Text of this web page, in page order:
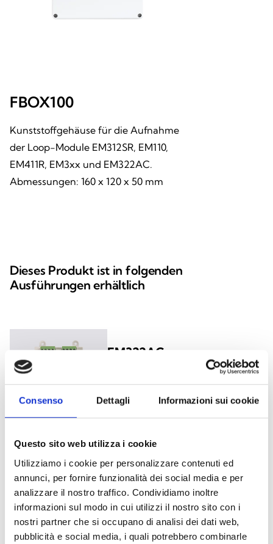
Consenso Dettagli Informazioni sui cookie
Questo sito web utilizza i cookie
Utilizziamo i cookie per personalizzare contenuti ed
annunci, per fornire funzionalità dei social media e per
analizzare il nostro traffico. Condividiamo inoltre
informazioni sul modo in cui utilizzi il nostro sito con i
nostri partner che si occupano di analisi dei dati web,
pubblicità e social media, i quali potrebbero combinarle
FBOX100
Kunststoffgehäuse für die Aufnahme
der Loop-Module EM312SR, EM110,
EM411R, EM3xx und EM322AC.
Abmessungen: 160 x 120 x 50 mm
Dieses Produkt ist in folgenden
Ausführungen erhältlich
EM322AC
Modul mit 2 Eingängen und 2
Relaisausgängen für 230-V-AC-
Lasten
EM344S
Modul mit mehreren
Ein-/Ausgängen und Schnittstelle
für konventionelle Melderlinien